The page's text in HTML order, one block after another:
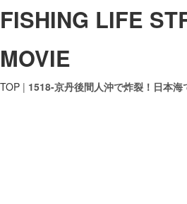
FISHING LIFE
MOVIE
TOP | 1518-京丹後間人沖で炸裂！日本海